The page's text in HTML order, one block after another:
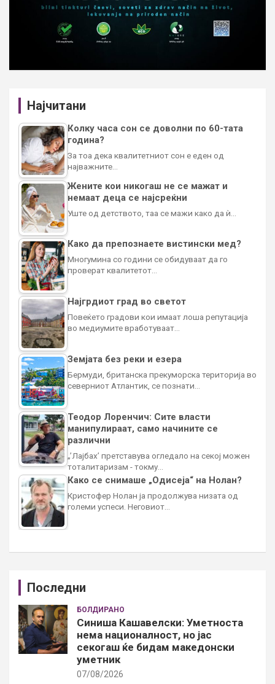
Најчитани
Колку часа сон се доволни по 60-тата
година?
За тоа дека квалитетниот сон е еден од
најважните…
Жените кои никогаш не се мажат и
немаат деца се најсреќни
Уште од детството, таа се мажи како да ѝ…
Како да препознаете вистински мед?
Многумина со години се обидуваат да го
проверат квалитетот…
Најгрдиот град во светот
Повеќето градови кои имаат лоша репутација
во медиумите вработуваат…
Земјата без реки и езера
Бермуди, британска прекуморска територија во
северниот Атлантик, се познати…
Теодор Лоренчич: Сите власти
манипулираат, само начините се
различни
„’Лајбах’ претставува огледало на секој можен
тоталитаризам - токму…
Како се снимаше „Одисеја“ на Нолан?
Кристофер Нолан ја продолжува низата од
големи успеси. Неговиот…
Последни
БОЛДИРАНО
Синиша Кашавелски: Уметноста
нема националност, но јас
секогаш ќе бидам македонски
уметник
07/08/2026